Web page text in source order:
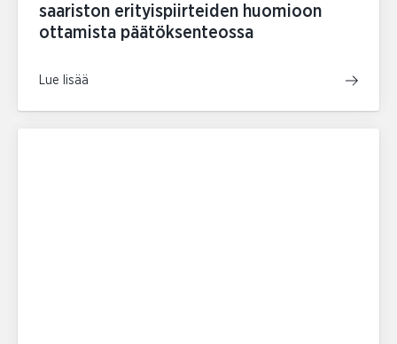
saariston erityispiirteiden huomioon
ottamista päätöksenteossa
Lue lisää